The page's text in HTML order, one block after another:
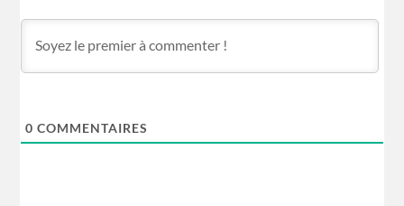
0 COMMENTAIRES